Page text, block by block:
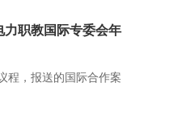
力职教国际专委会年
程，报送的国际合作案